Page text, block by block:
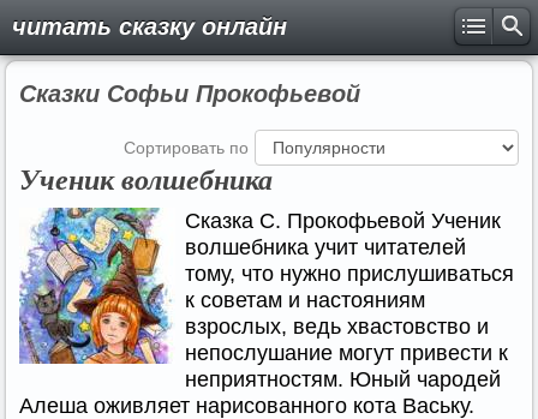
читать сказку онлайн
Сказки Софьи Прокофьевой
Сортировать по
Ученик волшебника
Сказка С. Прокофьевой Ученик
волшебника учит читателей
тому, что нужно прислушиваться
к советам и настояниям
взрослых, ведь хвастовство и
непослушание могут привести к
неприятностям. Юный чародей
Алеша оживляет нарисованного кота Ваську.